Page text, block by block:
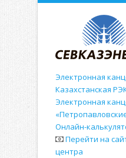
Электронная
Казахстанская
Электронная
Онлайн-
Перейти на
центра